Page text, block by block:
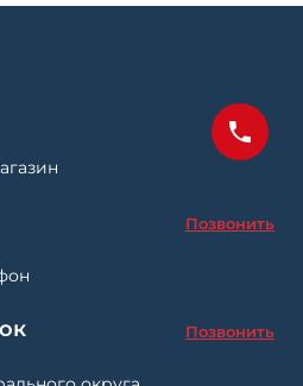
Позвонить
Позвонить